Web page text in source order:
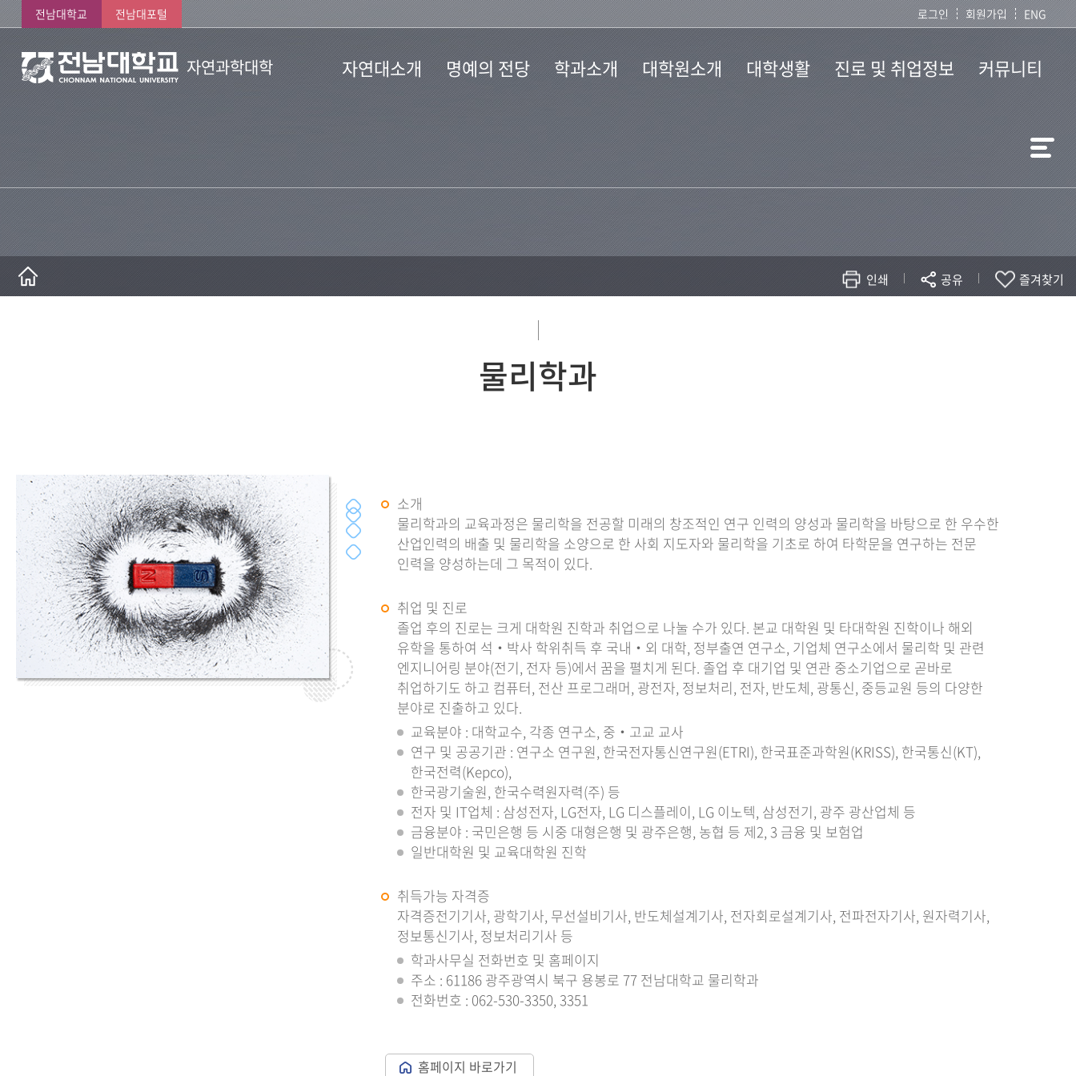
전남대학교 전남대포털 로그인 회원가입 ENG
자연과학대학 자연대소개
인사말
연혁
현황
조직도
교수소개
행정실소개
자연과학대학
오시는길
명예의 전당
자랑스런 후원인
Focus on Science
학과소개
수학과
통계학과
물리학과
화학과
생물학과
지구환경과학부
생명과학기술학부
대학원소개
수학/통계학과
물리학과
화학과
생물과학 ·
생명기술학과
지질환경과학과
해양학과
대학생활
학사안내
학생회
동아리
진로 및 취업정보
자연대 프로그램
채용안내
명예의 전당(취업자)
자료실
취업 및 진로코칭
관련사이트
커뮤니티
공지사항
동영상 게시판
자유게시판
질문과답변
수업자료
FAQ
대관신청
자연대 소식
인쇄 공유 즐겨찾기
물리학과
소개
물리학과의 교육과정은 물리학을 전공할 미래의 창조적인 연구 인력의 양성과 물리학을 바탕으로 한 우수한
산업인력의 배출 및 물리학을 소양으로 한 사회 지도자와 물리학을 기초로 하여 타학문을 연구하는 전문
인력을 양성하는데 그 목적이 있다.
취업 및 진로
졸업 후의 진로는 크게 대학원 진학과 취업으로 나눌 수가 있다. 본교 대학원 및 타대학원 진학이나 해외
유학을 통하여 석‧박사 학위취득 후 국내‧외 대학, 정부출연 연구소, 기업체 연구소에서 물리학 및 관련
엔지니어링 분야(전기, 전자 등)에서 꿈을 펼치게 된다. 졸업 후 대기업 및 연관 중소기업으로 곧바로
취업하기도 하고 컴퓨터, 전산 프로그래머, 광전자, 정보처리, 전자, 반도체, 광통신, 중등교원 등의 다양한
분야로 진출하고 있다.
교육분야 : 대학교수, 각종 연구소, 중‧고교 교사
연구 및 공공기관 : 연구소 연구원, 한국전자통신연구원(ETRI), 한국표준과학원(KRISS), 한국통신(KT),
한국전력(Kepco),
한국광기술원, 한국수력원자력(주) 등
전자 및 IT업체 : 삼성전자, LG전자, LG 디스플레이, LG 이노텍, 삼성전기, 광주 광산업체 등
금융분야 : 국민은행 등 시중 대형은행 및 광주은행, 농협 등 제2, 3 금융 및 보험업
일반대학원 및 교육대학원 진학
취득가능 자격증
자격증전기기사, 광학기사, 무선설비기사, 반도체설계기사, 전자회로설계기사, 전파전자기사, 원자력기사,
정보통신기사, 정보처리기사 등
학과사무실 전화번호 및 홈페이지
주소 : 61186 광주광역시 북구 용봉로 77 전남대학교 물리학과
전화번호 : 062-530-3350, 3351
홈페이지 바로가기